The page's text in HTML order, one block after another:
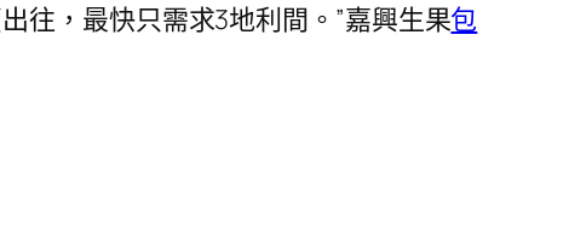
往，最快只需求3地利間。”嘉興生果包